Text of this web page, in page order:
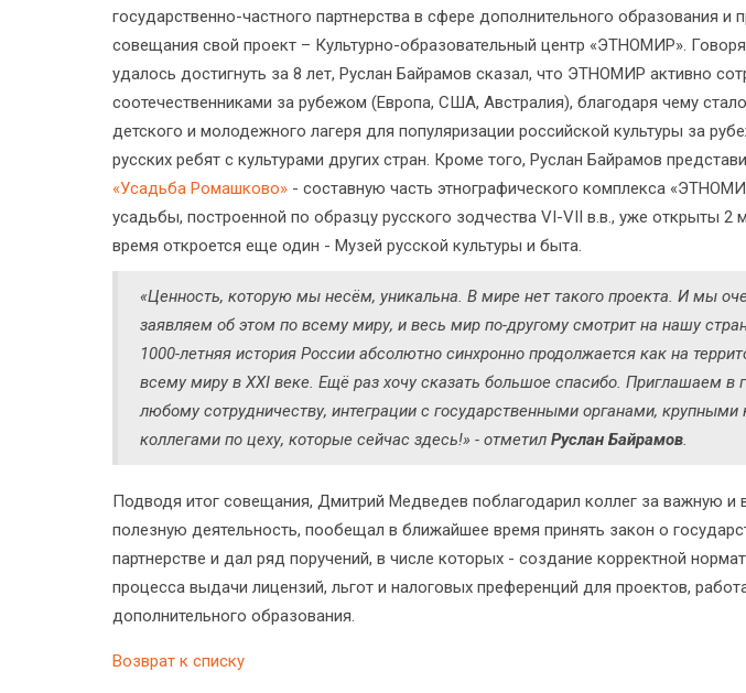
государственно-частного партнерства в сфере дополнительного образования и
совещания свой проект – Культурно-образовательный центр «ЭТНОМИР». Говоря
удалось достигнуть за 8 лет, Руслан Байрамов сказал, что ЭТНОМИР активно
соотечественниками за рубежом (Европа, США, Австралия), благодаря чему
детского и молодежного лагеря для популяризации российской культуры за
русских ребят с культурами других стран. Кроме того, Руслан Байрамов
«Усадьба Ромашково» - составную часть этнографического комплекса
усадьбы, построенной по образцу русского зодчества VI-VII в.в., уже открыты 2
время откроется еще один - Музей русской культуры и быта.
«Ценность, которую мы несём, уникальна. В мире нет такого проекта. И мы
заявляем об этом по всему миру, и весь мир по-другому смотрит на нашу
1000-летняя история России абсолютно синхронно продолжается как на
всему миру в XXI веке. Ещё раз хочу сказать большое спасибо. Приглашаем в
любому сотрудничеству, интеграции с государственными органами,
коллегами по цеху, которые сейчас здесь!» - отметил Руслан Байрамов.
Подводя итог совещания, Дмитрий Медведев поблагодарил коллег за важную и
полезную деятельность, пообещал в ближайшее время принять закон о
партнерстве и дал ряд поручений, в числе которых - создание корректной
процесса выдачи лицензий, льгот и налоговых преференций для проектов,
дополнительного образования.
Возврат к списку